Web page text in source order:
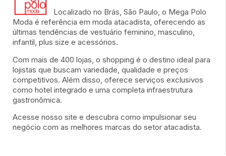
Localizado no Brás, São Paulo, o Mega Polo
Moda é referência em moda atacadista, oferecendo as
últimas tendências de vestuário feminino, masculino,
infantil, plus size e acessórios.
Com mais de 400 lojas, o shopping é o destino ideal para
lojistas que buscam variedade, qualidade e preços
competitivos. Além disso, oferece serviços exclusivos
como hotel integrado e uma completa infraestrutura
gastronômica.
Acesse nosso site e descubra como impulsionar seu
negócio com as melhores marcas do setor atacadista.